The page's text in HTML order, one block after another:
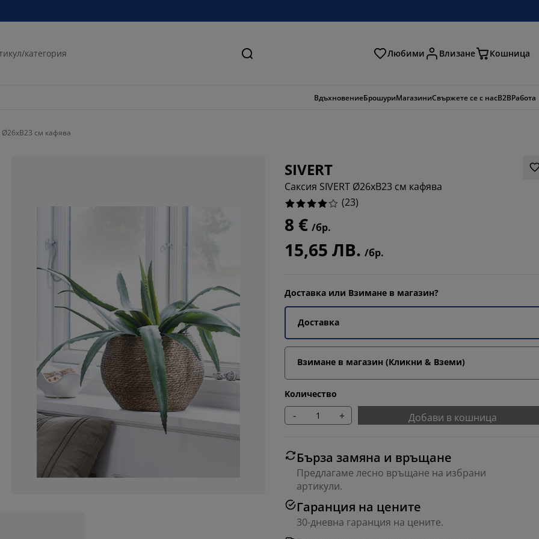
Търсене Любими Влизане Кошница
ВдъхновениеБрошуриМагазиниСвържете се с насB2BРабота
Ø26xВ23 см кафява
SIVERT
Саксия SIVERT Ø26xВ23 см кафява
(23)
8 € /бр.
15,65 ЛВ. /бр.
Доставка или Взимане в магазин?
Доставка
Взимане в магазин (Кликни & Вземи)
Количество
- + Добави в кошница
Бърза замяна и връщане
Предлагаме лесно връщане на избрани
артикули.
Гаранция на цените
30-дневна гаранция на цените.
8.695652173913043%
13.043478260869565%